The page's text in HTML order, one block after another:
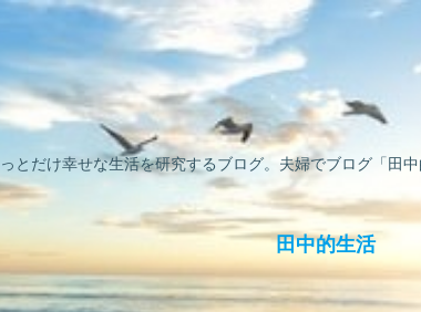
とだけ幸せな生活を研究するブログ。夫婦でブログ「田
田中的生活